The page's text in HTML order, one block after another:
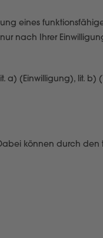
eines
nach Ihrer
a) (Einwilligung), lit.
können durch